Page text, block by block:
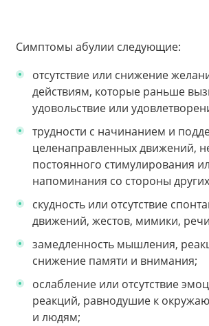
Симптомы абулии следующие:
отсутствие или снижение
действиям, которые раньше
удовольствие или
трудности с начинанием и
целенаправленных движений,
постоянного стимулирования
напоминания со стороны
скудность или отсутствие
движений, жестов, мимики,
замедленность мышления,
снижение памяти и внимания;
ослабление или отсутствие
реакций, равнодушие к
и людям;